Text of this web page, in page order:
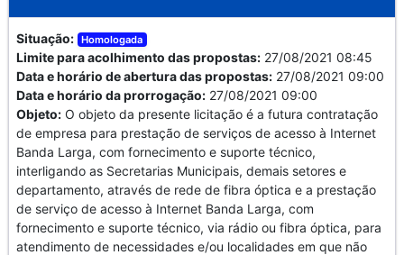
Situação: Homologada
Limite para acolhimento das propostas: 27/08/2021 08:45
Data e horário de abertura das propostas: 27/08/2021 09:00
Data e horário da prorrogação: 27/08/2021 09:00
Objeto: O objeto da presente licitação é a futura contratação
de empresa para prestação de serviços de acesso à Internet
Banda Larga, com fornecimento e suporte técnico,
interligando as Secretarias Municipais, demais setores e
departamento, através de rede de fibra óptica e a prestação
de serviço de acesso à Internet Banda Larga, com
fornecimento e suporte técnico, via rádio ou fibra óptica, para
atendimento de necessidades e/ou localidades em que não